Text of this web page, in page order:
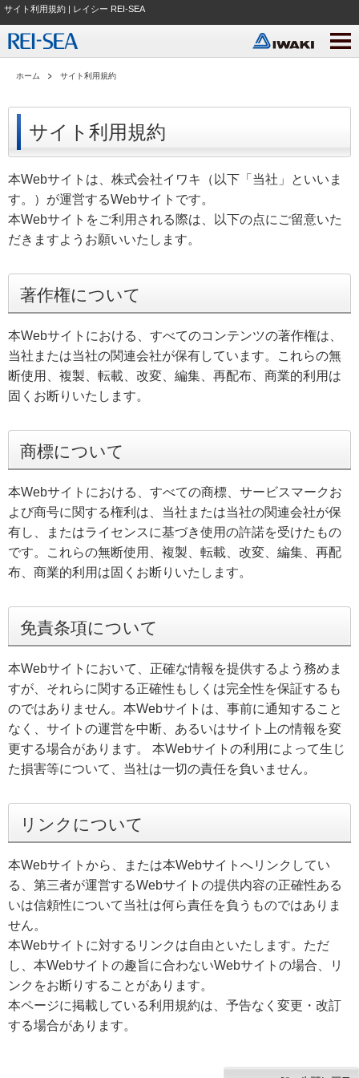
サイト利用規約 | レイシー REI-SEA
ホーム サイト利用規約
サイト利用規約
本Webサイトは、株式会社イワキ（以下「当社」といいま
す。）が運営するWebサイトです。
本Webサイトをご利用される際は、以下の点にご留意いた
だきますようお願いいたします。
著作権について
本Webサイトにおける、すべてのコンテンツの著作権は、
当社または当社の関連会社が保有しています。これらの無
断使用、複製、転載、改変、編集、再配布、商業的利用は
固くお断りいたします。
商標について
本Webサイトにおける、すべての商標、サービスマークお
よび商号に関する権利は、当社または当社の関連会社が保
有し、またはライセンスに基づき使用の許諾を受けたもの
です。これらの無断使用、複製、転載、改変、編集、再配
布、商業的利用は固くお断りいたします。
免責条項について
本Webサイトにおいて、正確な情報を提供するよう務めま
すが、それらに関する正確性もしくは完全性を保証するも
のではありません。本Webサイトは、事前に通知すること
なく、サイトの運営を中断、あるいはサイト上の情報を変
更する場合があります。 本Webサイトの利用によって生じ
た損害等について、当社は一切の責任を負いません。
リンクについて
本Webサイトから、または本Webサイトへリンクしてい
る、第三者が運営するWebサイトの提供内容の正確性ある
いは信頼性について当社は何ら責任を負うものではありま
せん。
本Webサイトに対するリンクは自由といたします。ただ
し、本Webサイトの趣旨に合わないWebサイトの場合、リ
ンクをお断りすることがあります。
本ページに掲載している利用規約は、予告なく変更・改訂
する場合があります。